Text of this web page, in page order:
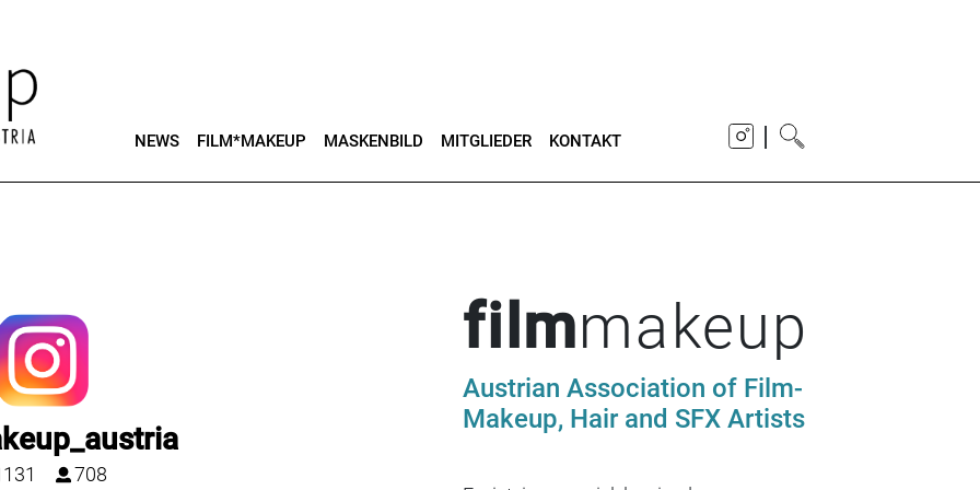
NEWS FILM*MAKEUP MASKENBILD MITGLIEDER KONTAKT |
131
708
filmmakeup
Austrian Association of Film-
Makeup, Hair and SFX Artists